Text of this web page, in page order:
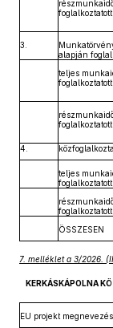
foglalkoztatott
3.
alapján
teljes
foglalkoztatott
foglalkoztatott
4.
teljes
foglalkoztatott
foglalkoztatott
ÖSSZESEN
7. melléklet a 3/2026.
KERKÁSKÁPOLNA
EU projekt